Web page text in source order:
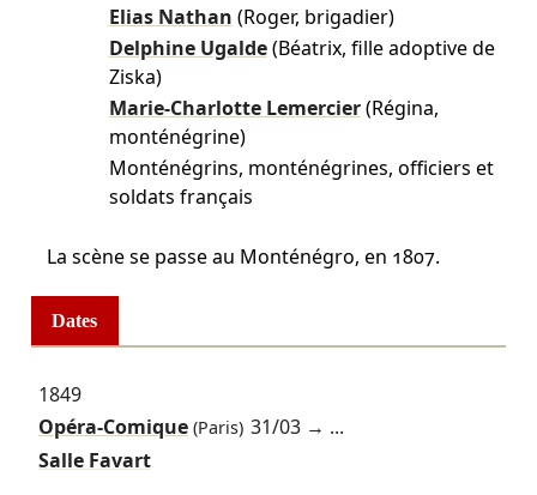
Elias Nathan (Roger, brigadier)
Delphine Ugalde (Béatrix, fille adoptive de
Ziska)
Marie-Charlotte Lemercier (Régina,
monténégrine)
Monténégrins, monténégrines, officiers et
soldats français
La scène se passe au Monténégro, en 1807.
Dates
1849
Opéra-Comique(Paris) 31/03 → ...
Salle Favart